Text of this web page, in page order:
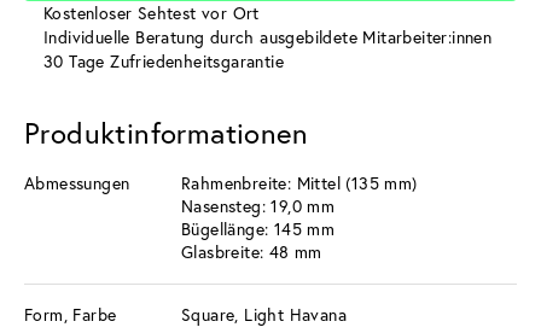
Kostenloser Sehtest vor Ort
Individuelle Beratung durch ausgebildete Mitarbeiter:innen
30 Tage Zufriedenheitsgarantie
Produktinformationen
Abmessungen
Rahmenbreite: Mittel (135 mm)
Nasensteg: 19,0 mm
Bügellänge: 145 mm
Glasbreite: 48 mm
Form, Farbe Square, Light Havana